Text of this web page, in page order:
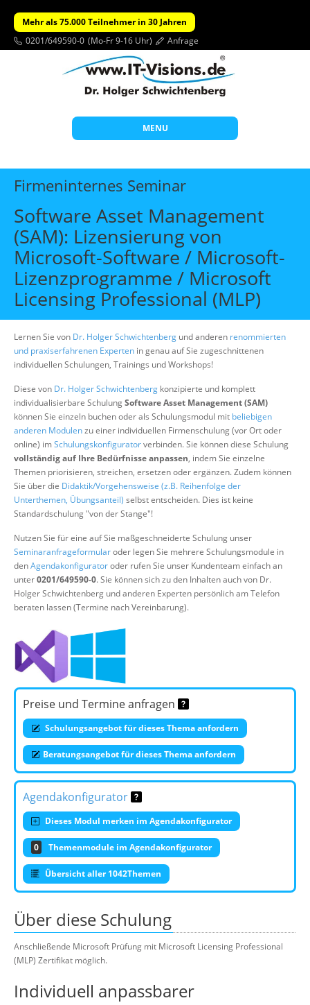
Mehr als 75.000 Teilnehmer in 30 Jahren
0201/649590-0 (Mo-Fr 9-16 Uhr) Anfrage
MENU
Start
Themen
Beratung
Individuelle Schulungen
Wissen
Über uns
Suche
Firmeninternes Seminar
Software Asset Management
(SAM): Lizensierung von
Microsoft-Software / Microsoft-
Lizenzprogramme / Microsoft
Licensing Professional (MLP)
Lernen Sie von Dr. Holger Schwichtenberg und anderen renommierten
und praxiserfahrenen Experten in genau auf Sie zugeschnittenen
individuellen Schulungen, Trainings und Workshops!
Diese von Dr. Holger Schwichtenberg konzipierte und komplett
individualisierbare SchulungSoftware Asset Management (SAM)
können Sie einzeln buchen oder als Schulungsmodul mit beliebigen
anderen Modulenzu einer individuellen Firmenschulung (vor Ort oder
online) imSchulungskonfiguratorverbinden. Sie können diese Schulung
vollständig auf Ihre Bedürfnisse anpassen, indem Sie einzelne
Themen priorisieren, streichen, ersetzen oder ergänzen. Zudem können
Sie über die Didaktik/Vorgehensweise (z.B. Reihenfolge der
Unterthemen, Übungsanteil) selbst entscheiden. Dies ist keine
Standardschulung "von der Stange"!
Nutzen Sie für eine auf Sie maßgeschneiderte Schulung unser
Seminaranfrageformularoder legen Sie mehrere Schulungsmodule in
denAgendakonfiguratoroder rufen Sie unser Kundenteam einfach an
unter0201/649590-0. Sie können sich zu den Inhalten auch von Dr.
Holger Schwichtenberg und anderen Experten persönlich am Telefon
beraten lassen (Termine nach Vereinbarung).
Preise und Termine anfragen
Schulungsangebot für dieses Thema anfordern
Beratungsangebot für dieses Thema anfordern
Agendakonfigurator
Dieses Modul merken im Agendakonfigurator
0 Themenmodule im Agendakonfigurator
Übersicht aller 1042Themen
Über diese Schulung
Anschließende Microsoft Prüfung mit Microsoft Licensing Professional
(MLP) Zertifikat möglich.
Individuell anpassbarer